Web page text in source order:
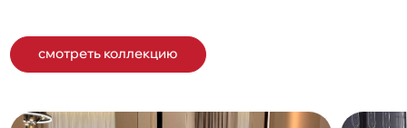
смотреть коллекцию